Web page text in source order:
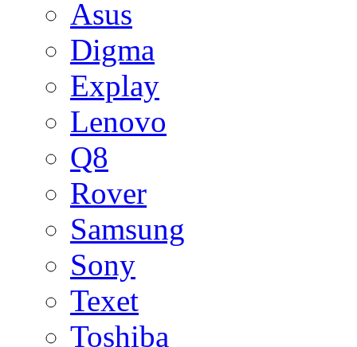
Asus
Digma
Explay
Lenovo
Q8
Rover
Samsung
Sony
Texet
Toshiba